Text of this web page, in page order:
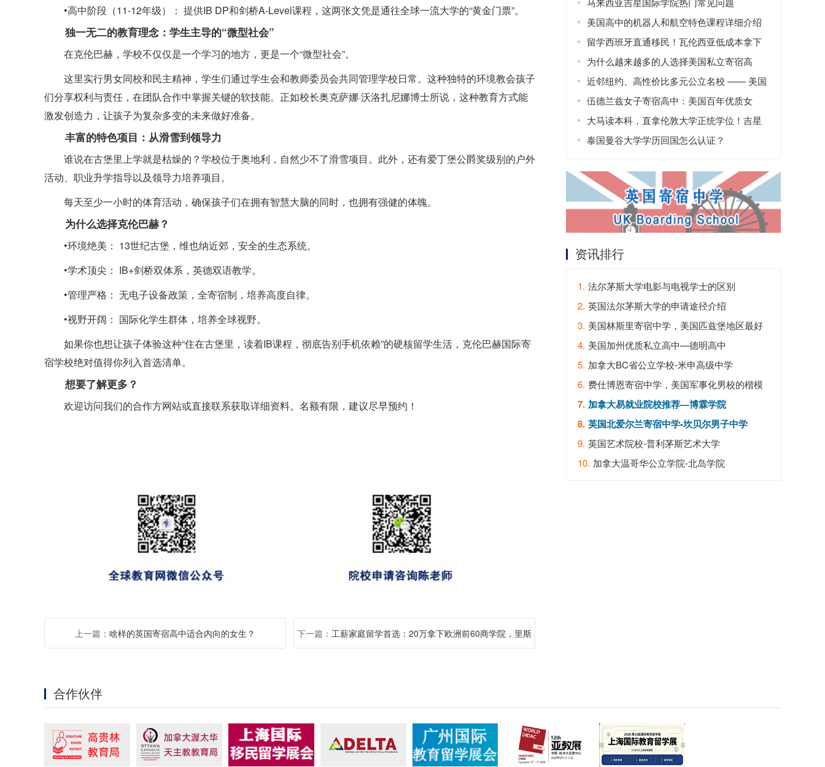
•高中阶段（11-12年级）： 提供IB DP和剑桥A-Level课程，这两张文凭是通往全球一流大学的“黄金门票”。
独一无二的教育理念：学生主导的“微型社会”
在克伦巴赫，学校不仅仅是一个学习的地方，更是一个“微型社会”。
这里实行男女同校和民主精神，学生们通过学生会和教师委员会共同管理学校日常。这种独特的环境教会孩子
们分享权利与责任，在团队合作中掌握关键的软技能。正如校长奥克萨娜·沃洛扎尼娜博士所说，这种教育方式能
激发创造力，让孩子为复杂多变的未来做好准备。
丰富的特色项目：从滑雪到领导力
谁说在古堡里上学就是枯燥的？学校位于奥地利，自然少不了滑雪项目。此外，还有爱丁堡公爵奖级别的户外
活动、职业升学指导以及领导力培养项目。
每天至少一小时的体育活动，确保孩子们在拥有智慧大脑的同时，也拥有强健的体魄。
为什么选择克伦巴赫？
•环境绝美： 13世纪古堡，维也纳近郊，安全的生态系统。
•学术顶尖： IB+剑桥双体系，英德双语教学。
•管理严格： 无电子设备政策，全寄宿制，培养高度自律。
•视野开阔： 国际化学生群体，培养全球视野。
如果你也想让孩子体验这种“住在古堡里，读着IB课程，彻底告别手机依赖”的硬核留学生活，克伦巴赫国际寄
宿学校绝对值得你列入首选清单。
想要了解更多？
欢迎访问我们的合作方网站或直接联系获取详细资料。名额有限，建议尽早预约！
上一篇： 啥样的英国寄宿高中适合内向的女生？ 下一篇： 工薪家庭留学首选：20万拿下欧洲前60商学院，里斯
美国高中的机器人和航空特色课程详细介绍
留学西班牙直通移民！瓦伦西亚低成本拿下
欧盟身份
为什么越来越多的人选择美国私立寄宿高
中？
近邻纽约、高性价比多元公立名校 —— 美国
威廉帕特森大学全解析
伍德兰兹女子寄宿高中：美国百年优质女
校，赋能女性成长之路
大马读本科，直拿伦敦大学正统学位！吉星
国际学院高性价比留学优选
泰国曼谷大学学历回国怎么认证？
资讯排行
1. 法尔茅斯大学电影与电视学士的区别
2. 英国法尔茅斯大学的申请途径介绍
3. 美国林斯里寄宿中学，美国匹兹堡地区最好
的寄宿中学
4. 美国加州优质私立高中—德明高中
5. 加拿大BC省公立学校-米申高级中学
6. 费仕博恩寄宿中学，美国军事化男校的楷模
7. 加拿大易就业院校推荐—博霖学院
8. 英国北爱尔兰寄宿中学-坎贝尔男子中学
9. 英国艺术院校-普利茅斯艺术大学
10. 加拿大温哥华公立学院-北岛学院
合作伙伴